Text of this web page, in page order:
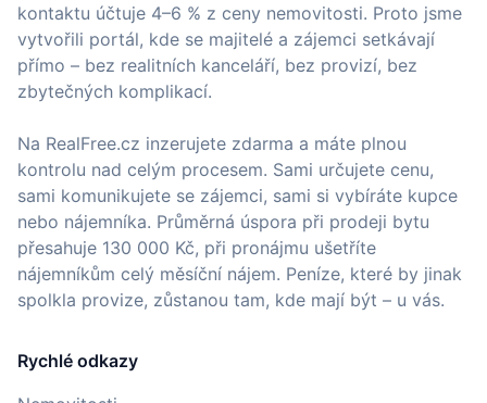
kontaktu účtuje 4–6 % z ceny nemovitosti. Proto jsme
vytvořili portál, kde se majitelé a zájemci setkávají
přímo – bez realitních kanceláří, bez provizí, bez
zbytečných komplikací.
Na RealFree.cz inzerujete zdarma a máte plnou
kontrolu nad celým procesem. Sami určujete cenu,
sami komunikujete se zájemci, sami si vybíráte kupce
nebo nájemníka. Průměrná úspora při prodeji bytu
přesahuje 130 000 Kč, při pronájmu ušetříte
nájemníkům celý měsíční nájem. Peníze, které by jinak
spolkla provize, zůstanou tam, kde mají být – u vás.
Rychlé odkazy